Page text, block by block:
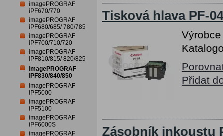
imagePROGRAF
iPF670/770
imagePROGRAF
iPF680/685/ 780/785
imagePROGRAF
iPF700/710/720
imagePROGRAF
iPF810/815/ 820/825
imagePROGRAF
iPF830/840/850
imagePROGRAF
iPF5000
imagePROGRAF
iPF5100
imagePROGRAF
iPF6000S
imagePROGRAF
Tisková hlava PF-04
Přidat
Zásobník inkoustu